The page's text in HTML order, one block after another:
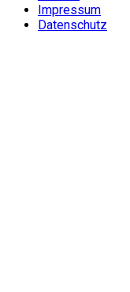
Impressum
Datenschutz